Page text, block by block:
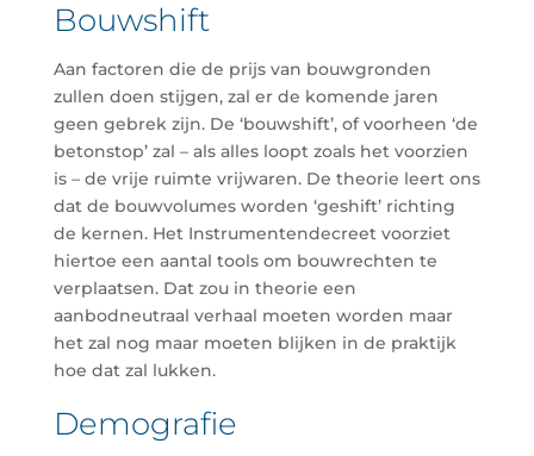
Bouwshift
Aan factoren die de prijs van bouwgronden
zullen doen stijgen, zal er de komende jaren
geen gebrek zijn. De ‘bouwshift’, of voorheen ‘de
betonstop’ zal – als alles loopt zoals het voorzien
is – de vrije ruimte vrijwaren. De theorie leert ons
dat de bouwvolumes worden ‘geshift’ richting
de kernen. Het Instrumentendecreet voorziet
hiertoe een aantal tools om bouwrechten te
verplaatsen. Dat zou in theorie een
aanbodneutraal verhaal moeten worden maar
het zal nog maar moeten blijken in de praktijk
hoe dat zal lukken.
Demografie